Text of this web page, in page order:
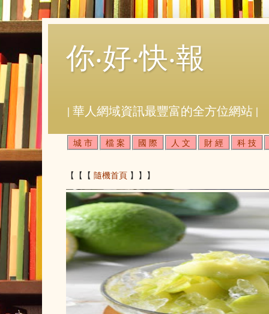
你‧好‧快‧報
| 華人網域資訊最豐富的全方位網站 |
城 市 檔 案 國 際 人 文 財 經 科 技
【【【 隨機首頁 】】】